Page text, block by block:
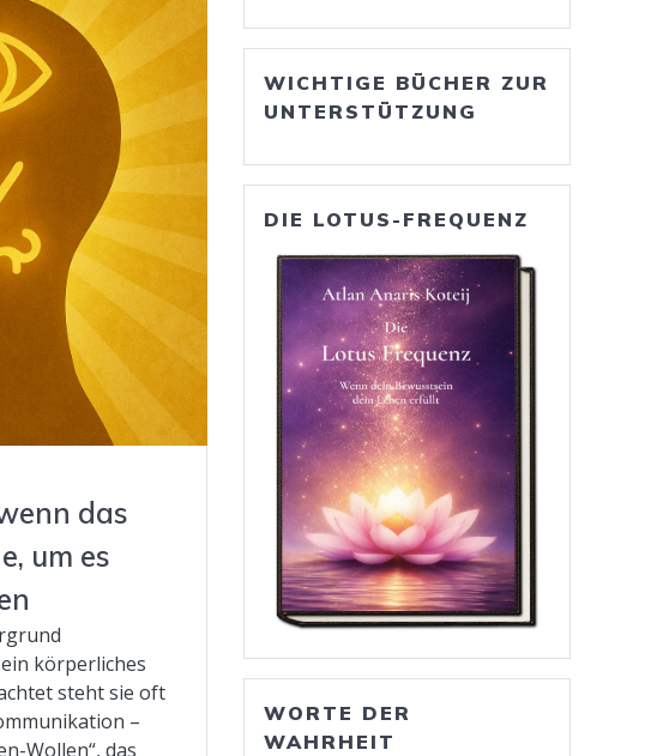
das
um es
körperliches
steht sie oft
–
Wollen“, das
WICHTIGE BÜCHER ZUR
UNTERSTÜTZUNG
DIE LOTUS-FREQUENZ
WORTE DER
WAHRHEIT